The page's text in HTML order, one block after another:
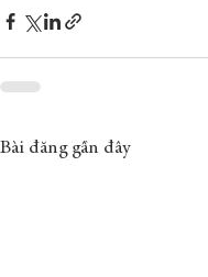
Bài đăng gần đây